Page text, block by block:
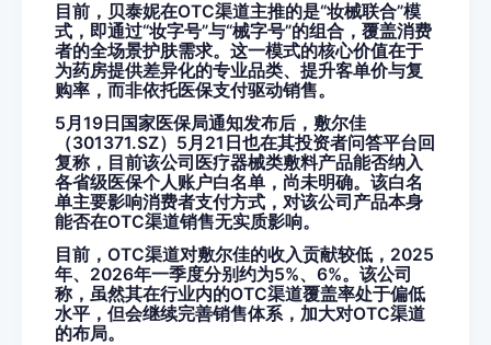
目前，贝泰妮在OTC渠道主推的是“妆械联合”模
式，即通过“妆字号”与“械字号”的组合，覆盖消费
者的全场景护肤需求。这一模式的核心价值在于
为药房提供差异化的专业品类、提升客单价与复
购率，而非依托医保支付驱动销售。
5月19日国家医保局通知发布后，敷尔佳
（301371.SZ）5月21日也在其投资者问答平台回
复称，目前该公司医疗器械类敷料产品能否纳入
各省级医保个人账户白名单，尚未明确。该白名
单主要影响消费者支付方式，对该公司产品本身
能否在OTC渠道销售无实质影响。
目前，OTC渠道对敷尔佳的收入贡献较低，2025
年、2026年一季度分别约为5%、6%。该公司
称，虽然其在行业内的OTC渠道覆盖率处于偏低
水平，但会继续完善销售体系，加大对OTC渠道
的布局。